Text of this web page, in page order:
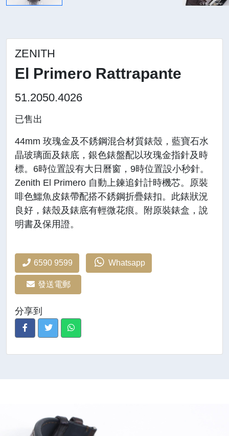
ZENITH
El Primero Rattrapante
51.2050.4026
已售出
44mm 玫瑰金及不銹鋼混合材質錶殼，藍寶石水
晶玻璃面及錶底，銀色錶盤配以玫瑰金指針及時
標。6時位置設有大日曆窗，9時位置設小秒針。
Zenith El Primero 自動上鍊追針計時機芯。原裝
啡色鱷魚皮錶帶配搭不銹鋼折疊錶扣。此錶狀況
良好，錶殼及錶底有輕微花痕。附原裝錶盒，說
明書及保用證。
6590 9599 Whatsapp
發送電郵
分享到